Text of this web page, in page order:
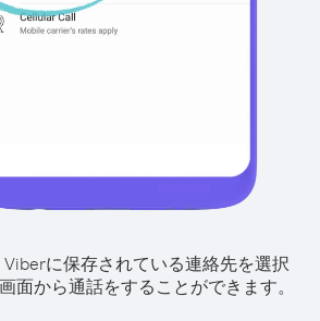
Viberに保存されている連絡先を選択
面から通話をすることができます。